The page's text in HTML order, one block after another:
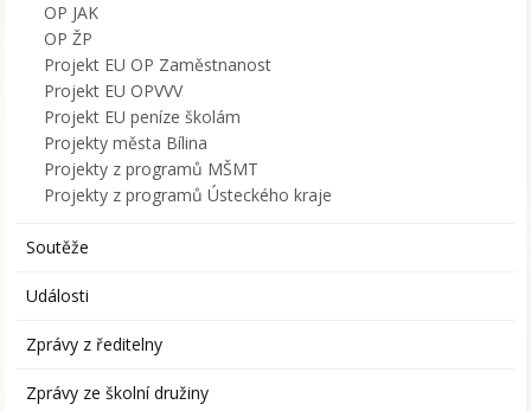
OP JAK
OP ŽP
Projekt EU OP Zaměstnanost
Projekt EU OPVVV
Projekt EU peníze školám
Projekty města Bílina
Projekty z programů MŠMT
Projekty z programů Ústeckého kraje
Soutěže
Události
Zprávy z ředitelny
Zprávy ze školní družiny